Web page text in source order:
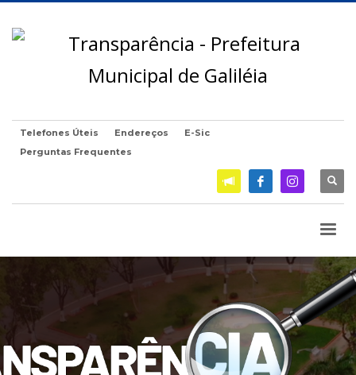
Telefones Úteis Endereços
E-Sic
Perguntas Frequentes